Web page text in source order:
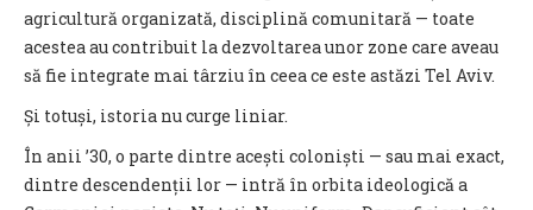
agricultură organizată, disciplină comunitară — toate
acestea au contribuit la dezvoltarea unor zone care aveau
să fie integrate mai târziu în ceea ce este astăzi Tel Aviv.
Și totuși, istoria nu curge liniar.
În anii ’30, o parte dintre acești coloniști — sau mai exact,
dintre descendenții lor — intră în orbita ideologică a